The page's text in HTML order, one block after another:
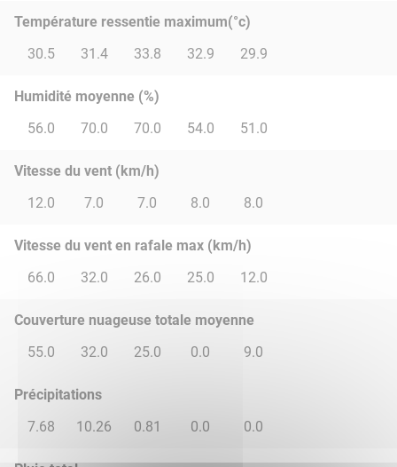
Température ressentie maximum(°c)
30.5
31.4 33.8 32.9 29.9
Humidité moyenne (%)
56.0
70.0 70.0 54.0 51.0
Vitesse du vent (km/h)
12.0
7.0 7.0 8.0 8.0
Vitesse du vent en rafale max (km/h)
66.0
32.0 26.0 25.0 12.0
Couverture nuageuse totale moyenne
55.0
32.0 25.0 0.0 9.0
Précipitations
7.68
10.26 0.81 0.0 0.0